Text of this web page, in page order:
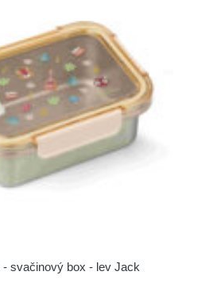
- svačinový box - lev Jack